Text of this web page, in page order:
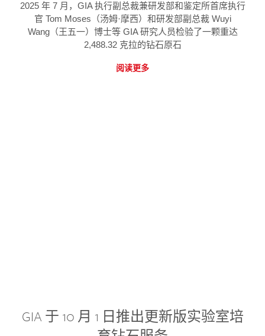
2025 年 7 月，GIA 执行副总裁兼研发部和鉴定所首席执行
官 Tom Moses（汤姆·摩西）和研发部副总裁 Wuyi
Wang（王五一）博士等 GIA 研究人员检验了一颗重达
2,488.32 克拉的钻石原石
阅读更多
GIA 于 10 月 1 日推出更新版实验室培